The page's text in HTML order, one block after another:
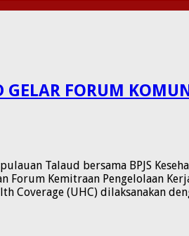
GELAR FORUM
Talaud bersama BPJS
Forum Kemitraan Pengelolaan
Coverage (UHC) dilaksanakan